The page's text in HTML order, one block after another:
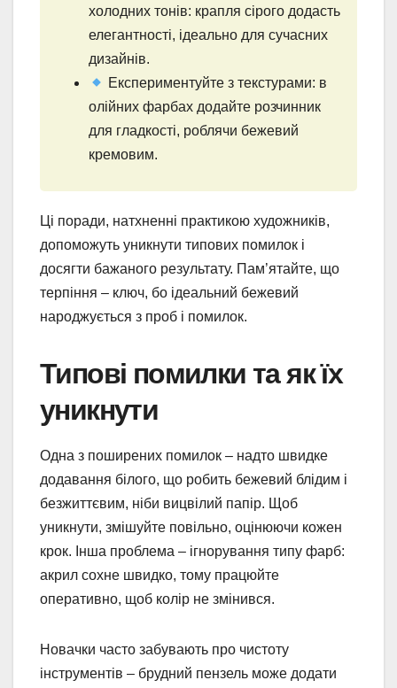
холодних тонів: крапля сірого додасть
елегантності, ідеально для сучасних
дизайнів.
Експериментуйте з текстурами: в
олійних фарбах додайте розчинник
для гладкості, роблячи бежевий
кремовим.
Ці поради, натхненні практикою художників,
допоможуть уникнути типових помилок і
досягти бажаного результату. Пам’ятайте, що
терпіння – ключ, бо ідеальний бежевий
народжується з проб і помилок.
Типові помилки та як їх
уникнути
Одна з поширених помилок – надто швидке
додавання білого, що робить бежевий блідим і
безжиттєвим, ніби вицвілий папір. Щоб
уникнути, змішуйте повільно, оцінюючи кожен
крок. Інша проблема – ігнорування типу фарб:
акрил сохне швидко, тому працюйте
оперативно, щоб колір не змінився.
Новачки часто забувають про чистоту
інструментів – брудний пензель може додати